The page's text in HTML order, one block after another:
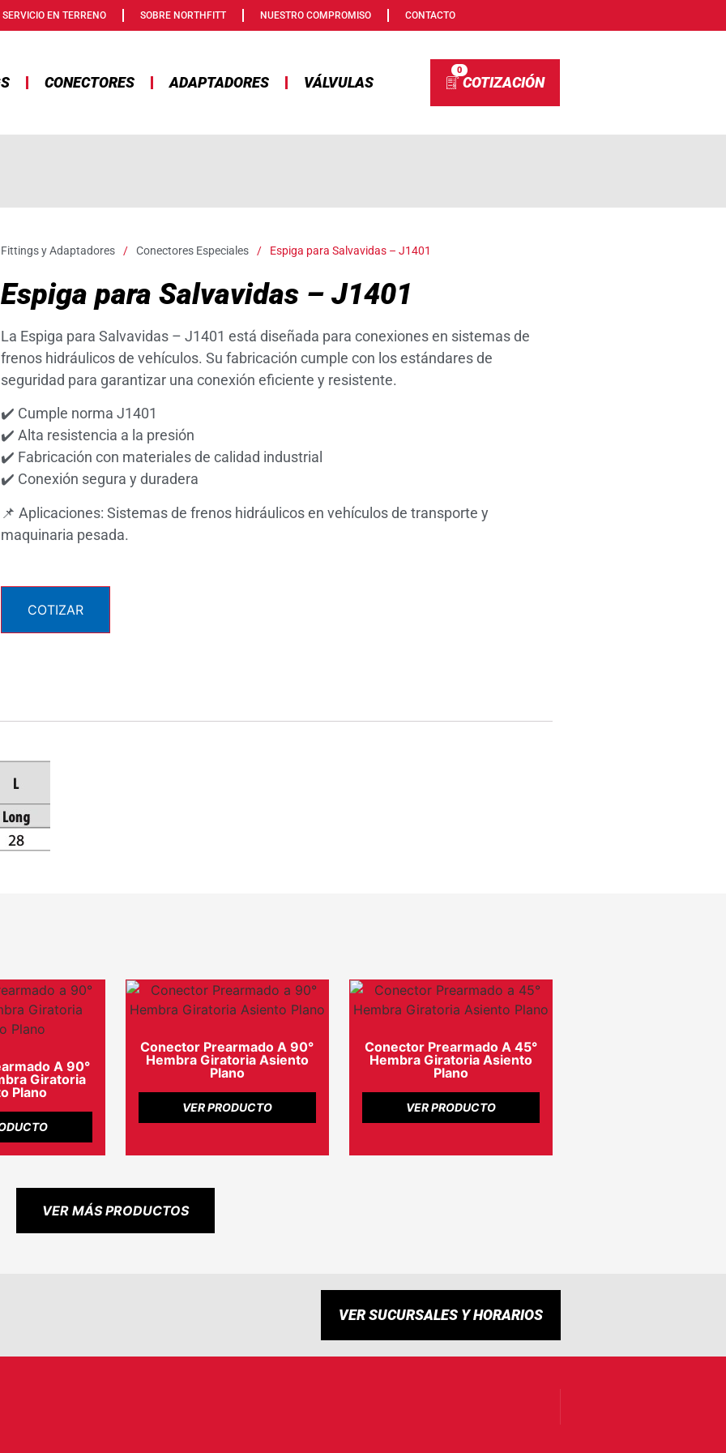
SERVICIO EN TERRENO SOBRE NORTHFITT NUESTRO COMPROMISO CONTACTO
CONECTORES ADAPTADORES VÁLVULAS
0
Fittings y Adaptadores / Conectores Especiales / Espiga para Salvavidas – J1401
Espiga para Salvavidas – J1401
La Espiga para Salvavidas – J1401 está diseñada para conexiones en sistemas de
frenos hidráulicos de vehículos. Su fabricación cumple con los estándares de
seguridad para garantizar una conexión eficiente y resistente.
✔️ Cumple norma J1401
✔️ Alta resistencia a la presión
✔️ Fabricación con materiales de calidad industrial
✔️ Conexión segura y duradera
📌 Aplicaciones: Sistemas de frenos hidráulicos en vehículos de transporte y
maquinaria pesada.
COTIZAR
A 90°
Giratoria
Plano
Conector Prearmado A 90°
Hembra Giratoria Asiento
Plano
VER PRODUCTO
Conector Prearmado A 45°
Hembra Giratoria Asiento
Plano
VER PRODUCTO
VER MÁS PRODUCTOS
VER SUCURSALES Y HORARIOS